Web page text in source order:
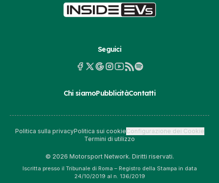
Seguici
Chi siamoPubblicitàContatti
Politica sulla privacyPolitica sui cookieConfigurazione dei Cookie
Termini di utilizzo
© 2026 Motorsport Network. Diritti riservati.
Iscritta presso il Tribunale di Roma – Registro della Stampa in data
24/10/2019 al n. 136/2019